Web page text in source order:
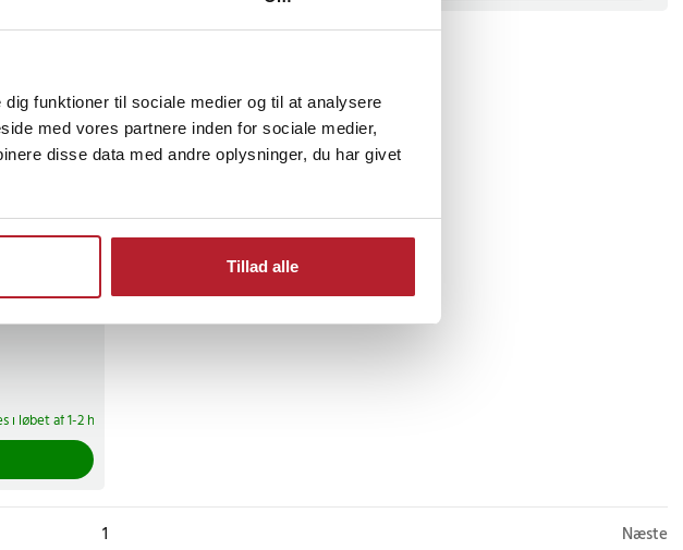
funktioner til sociale medier og til at analysere
med vores partnere inden for sociale medier,
disse data med andre oplysninger, du har givet
Tillad alle
i løbet af 1-2 hverdage
1 Næste